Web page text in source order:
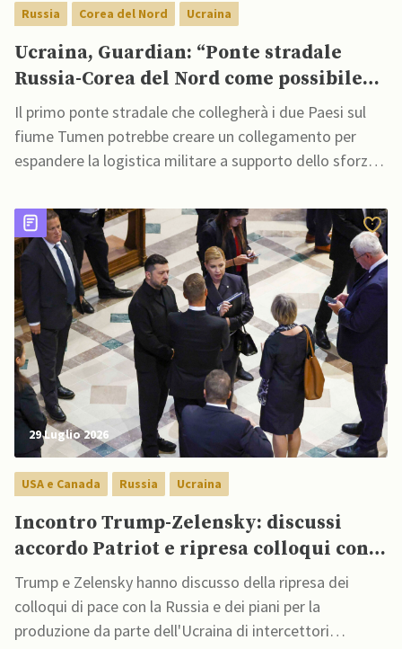
Russia Corea del Nord Ucraina
Ucraina, Guardian: “Ponte stradale
Russia-Corea del Nord come possibile
corridoio di rifornimento bellico”
Il primo ponte stradale che collegherà i due Paesi sul
fiume Tumen potrebbe creare un collegamento per
espandere la logistica militare a supporto dello sforzo
29 Luglio 2026
USA e Canada Russia Ucraina
Incontro Trump-Zelensky: discussi
accordo Patriot e ripresa colloqui con
Mosca
Trump e Zelensky hanno discusso della ripresa dei
colloqui di pace con la Russia e dei piani per la
produzione da parte dell'Ucraina di intercettori